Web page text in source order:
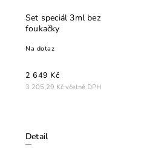
Set speciál 3ml bez
foukačky
Na dotaz
3 205,29 Kč včetně DPH
2 649 Kč
Detail